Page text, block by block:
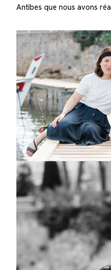
Antibes que nous avons